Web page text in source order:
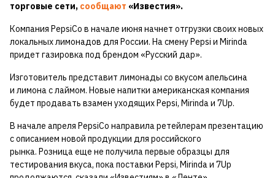
торговые сети, сообщают «Известия».
Компания PepsiCo в начале июня начнет отгрузки своих новых
локальных лимонадов для России. На смену Pepsi и Mirinda
придет газировка под брендом «Русский дар».
Изготовитель представит лимонады со вкусом апельсина
и лимона с лаймом. Новые напитки американская компания
будет продавать взамен уходящих Pepsi, Mirinda и 7Up.
В начале апреля PepsiCo направила ретейлерам презентацию
с описанием новой продукции для российского
рынка. Розница еще не получила первые образцы для
тестирования вкуса, пока поставки Pepsi, Mirinda и 7Up